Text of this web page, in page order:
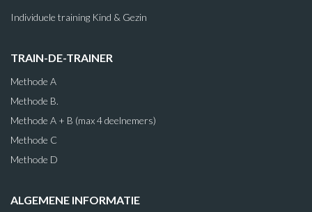
Individuele training Kind & Gezin
TRAIN-DE-TRAINER
Methode A
Methode B.
Methode A + B (max 4 deelnemers)
Methode C
Methode D
ALGEMENE INFORMATIE